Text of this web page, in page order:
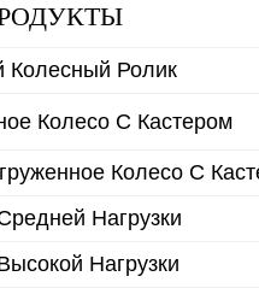
Колесный Ролик
Колесо С Кастером
Колесо С
Нагрузки
Нагрузки